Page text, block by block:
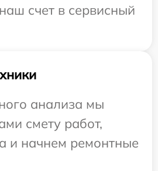
счет в сервисный
анализа мы
смету работ,
и начнем ремонтные